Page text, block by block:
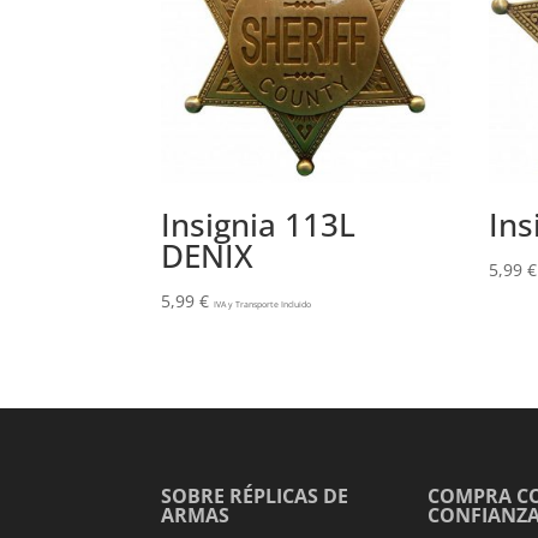
Insignia 113L
DENIX
5,99€ IVA y Transporte Incluido
5,99 €
SOBRE RÉPLICAS DE
ARMAS
COMPRA